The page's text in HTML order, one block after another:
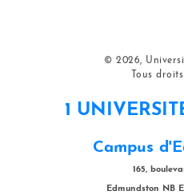
© 2026,
Tous
1
Campus
165,
Edmundston NB